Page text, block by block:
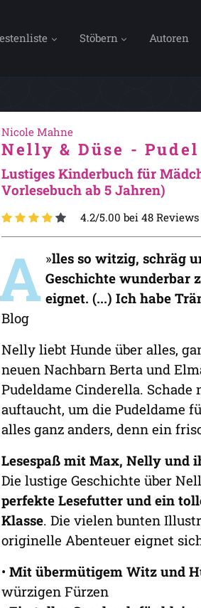
Stöbern Autoren
Nicole Mahne
Nelly & Düse -
Lustiges Kinderbuch für
Vorlesebuch ab 5 Jahren)
4.2/5.00 bei 48 Reviews
»lles so witzig, schräg
Geschichte wunderbar
eignet. (...) Ich habe
Blog
Nelly liebt Hunde über alles,
neuen Nachbarn Berta und
Pudeldame Cinderella.
auftaucht, um die Pudeldame
alles ganz anders, denn ein
Lesespaß mit Max, Nelly und
Die lustige Geschichte über
perfekte Lesefutter und ein
Klasse. Die vielen bunten
originelle Abenteuer eignet
• Mit übermütigem Witz und
würzigen Fürzen